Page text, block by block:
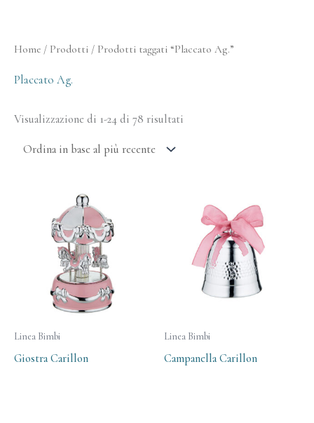
Home / Prodotti / Prodotti taggati “Placcato Ag.”
Placcato Ag.
Visualizzazione di 1-24 di 78 risultati
Ordina
in
Linea Bimbi
Giostra Carillon
Linea Bimbi
Campanella Carillon